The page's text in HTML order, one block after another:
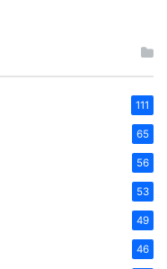
111
65
56
53
49
46